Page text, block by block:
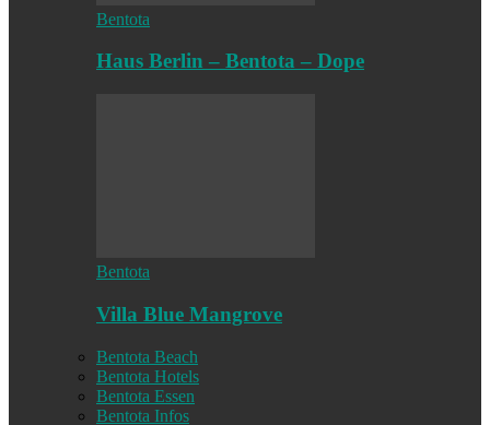
Bentota
Haus Berlin – Bentota – Dope
Bentota
Villa Blue Mangrove
Bentota Beach
Bentota Hotels
Bentota Essen
Bentota Infos